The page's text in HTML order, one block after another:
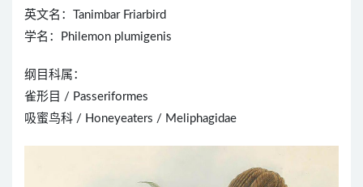
英文名：Tanimbar Friarbird
学名：Philemon plumigenis
纲目科属：
雀形目 / Passeriformes
吸蜜鸟科 / Honeyeaters / Meliphagidae